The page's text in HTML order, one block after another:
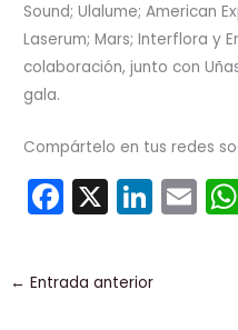
Sound; Ulalume; American
Laserum; Mars; Interflora y
colaboración, junto con
gala.
Compártelo en tus redes
F
a
c
e
X Li
n
k
E
m
← Entrada anterior